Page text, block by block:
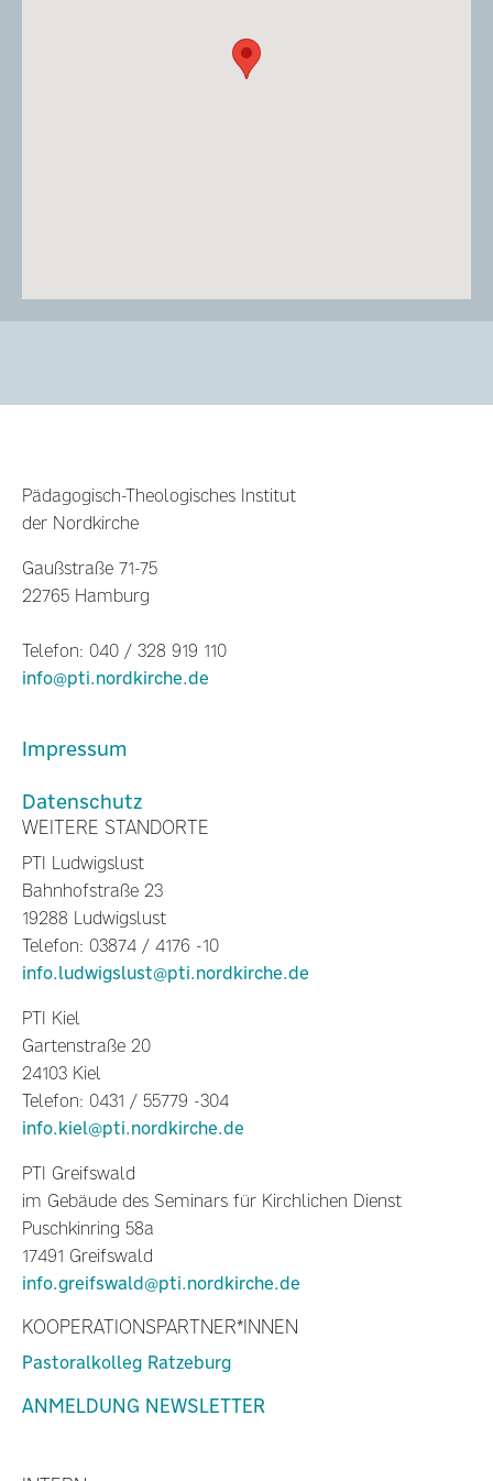
Pädagogisch-Theologisches Institut
der Nordkirche
Gaußstraße 71-75
22765 Hamburg
Telefon: 040 / 328 919 110
info@pti.nordkirche.de
Impressum
Datenschutz
WEITERE STANDORTE
PTI Ludwigslust
Bahnhofstraße 23
19288 Ludwigslust
Telefon: 03874 / 4176 -10
info.ludwigslust@pti.nordkirche.de
PTI Kiel
Gartenstraße 20
24103 Kiel
Telefon: 0431 / 55779 -304
info.kiel@pti.nordkirche.de
PTI Greifswald
im Gebäude des Seminars für Kirchlichen Dienst
Puschkinring 58a
17491 Greifswald
info.greifswald@pti.nordkirche.de
KOOPERATIONSPARTNER*INNEN
Pastoralkolleg Ratzeburg
ANMELDUNG NEWSLETTER